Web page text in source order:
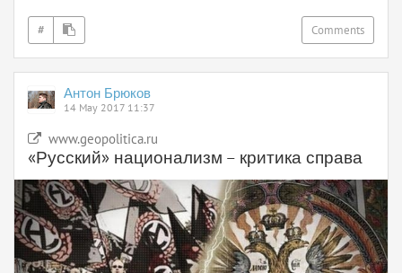
# Comments
Антон Брюков
14 May 2017 11:37
www.geopolitica.ru
«Русский» национализм – критика справа